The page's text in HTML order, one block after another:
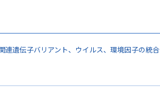
連遺伝子バリアント、ウイルス、環境因子の統合